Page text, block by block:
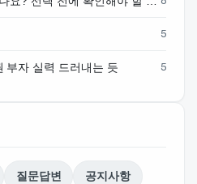
5
부자 실력 드러내는 듯 5
질문답변 공지사항